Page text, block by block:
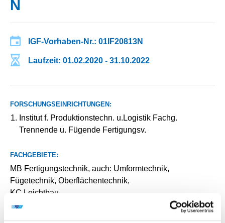
IGF-Vorhaben-Nr.: 01IF20813N
Laufzeit: 01.02.2020 - 31.10.2022
FORSCHUNGSEINRICHTUNGEN:
Institut f. Produktionstechn. u.Logistik Fachg.
Trennende u. Fügende Fertigungsv.
FACHGEBIETE:
MB Fertigungstechnik, auch: Umformtechnik,
Fügetechnik, Oberflächentechnik,
KC Leichtbau
MA Produktionstechnologien, auch: Konstruktion,